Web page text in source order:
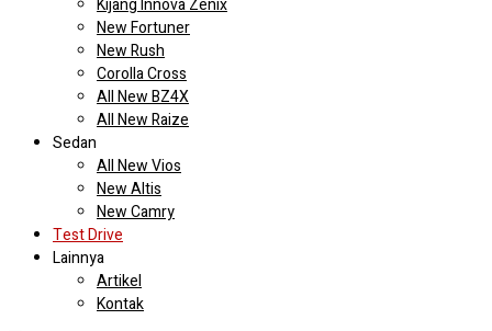
Kijang Innova Zenix
New Fortuner
New Rush
Corolla Cross
All New BZ4X
All New Raize
Sedan
All New Vios
New Altis
New Camry
Test Drive
Lainnya
Artikel
Kontak